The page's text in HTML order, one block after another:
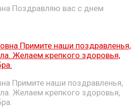
Поздравляю вас с днем
Примите наши поздравленья,
Желаем крепкого здоровья,